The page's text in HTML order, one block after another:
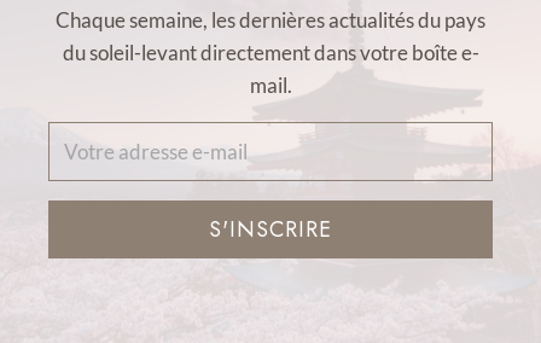
Chaque semaine, les dernières actualités du pays
du soleil-levant directement dans votre boîte e-
mail.
S'INSCRIRE